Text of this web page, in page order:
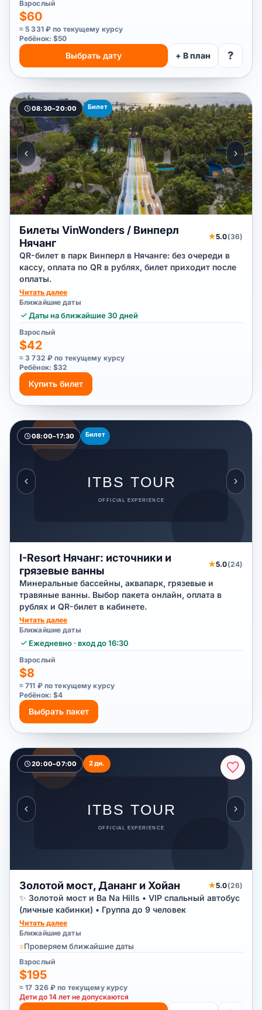
Взрослый
$60
≈ 5 331 ₽ по текущему курсу
Ребёнок: $50
Выбрать дату + В план ?
08:30–20:00 Билет
Билеты VinWonders / Винперл
Нячанг
★5.0(36)
QR-билет в парк Винперл в Нячанге: без очереди в
кассу, оплата по QR в рублях, билет приходит после
оплаты.
Читать далее
Ближайшие даты
Даты на ближайшие 30 дней
Взрослый
$42
≈ 3 732 ₽ по текущему курсу
Ребёнок: $32
Купить билет
08:00–17:30 Билет
I-Resort Нячанг: источники и
грязевые ванны
★5.0(24)
Минеральные бассейны, аквапарк, грязевые и
травяные ванны. Выбор пакета онлайн, оплата в
рублях и QR-билет в кабинете.
Читать далее
Ближайшие даты
Ежедневно · вход до 16:30
Взрослый
$8
≈ 711 ₽ по текущему курсу
Ребёнок: $4
Выбрать пакет
20:00–07:00 2 дн.
Золотой мост, Дананг и Хойан ★5.0(26)
✨ Золотой мост и Ba Na Hills • VIP спальный автобус
(личные кабинки) • Группа до 9 человек
Читать далее
Ближайшие даты
○Проверяем ближайшие даты
Взрослый
$195
≈ 17 326 ₽ по текущему курсу
Дети до 14 лет не допускаются